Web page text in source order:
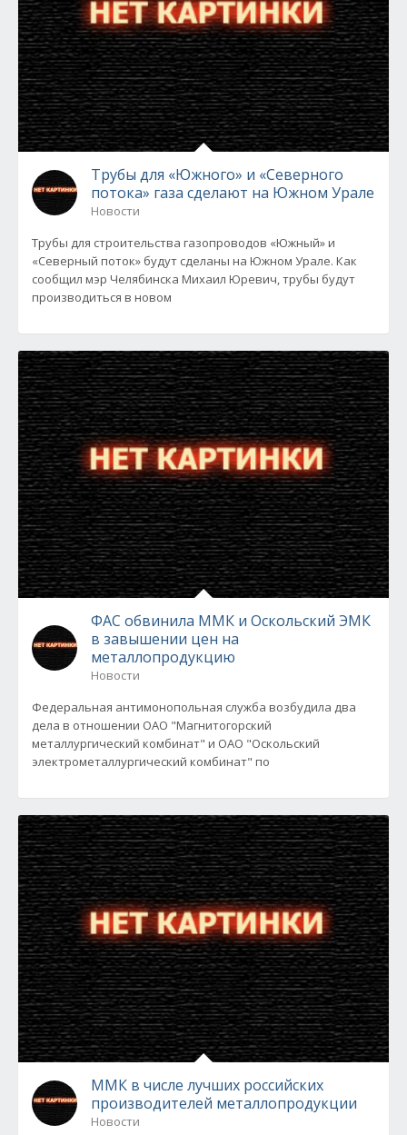
Трубы для «Южного» и «Северного
потока» газа сделают на Южном Урале
Новости
Трубы для строительства газопроводов «Южный» и
«Северный поток» будут сделаны на Южном Урале. Как
сообщил мэр Челябинска Михаил Юревич, трубы будут
производиться в новом
ФАС обвинила ММК и Оскольский ЭМК
в завышении цен на
металлопродукцию
Новости
Федеральная антимонопольная служба возбудила два
дела в отношении ОАО "Магнитогорский
металлургический комбинат" и ОАО "Оскольский
электрометаллургический комбинат" по
ММК в числе лучших российских
производителей металлопродукции
Новости